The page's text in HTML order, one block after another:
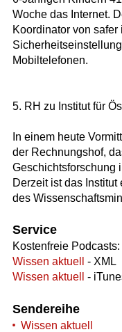
Woche das Internet.
Koordinator von
Mobiltelefonen.
5. RH zu Institut für
In einem heute
der Rechnungshof,
Geschichtsforschung
Derzeit ist das
des
Service
Kostenfreie Podcasts:
Wissen aktuell
- XML
Wissen aktuell
-
Sendereihe
Wissen aktuell